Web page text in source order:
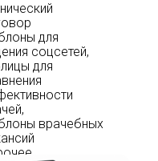
для
соцсетей,
для
врачебных